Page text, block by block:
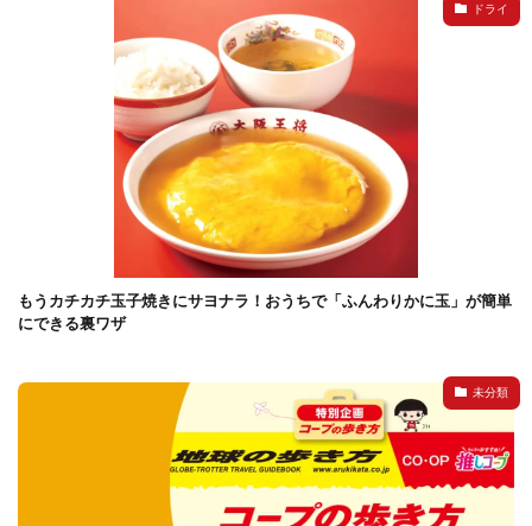
ドライ
もうカチカチ玉子焼きにサヨナラ！おうちで「ふんわりかに玉」が簡単
にできる裏ワザ
未分類